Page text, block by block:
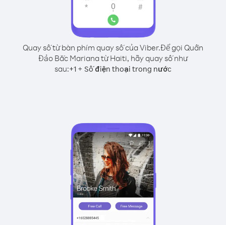
Quay số từ bàn phím quay số của Viber.Để gọi Quần
Đảo Bắc Mariana từ Haiti, hãy quay số như
sau:+1 + Số điện thoại trong nước